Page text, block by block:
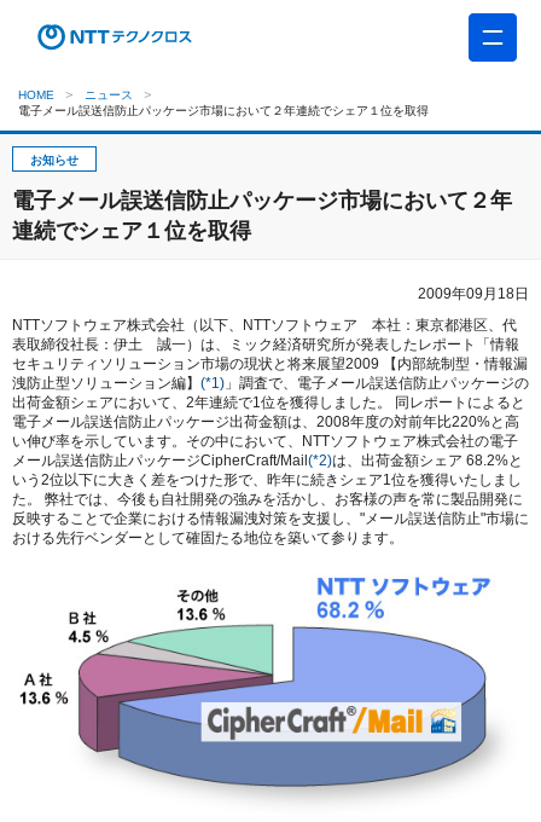
HOME
ニュース
電子メール誤送信防止パッケージ市場において２年連続でシェア１位を取得
お知らせ
電子メール誤送信防止パッケージ市場において２年
連続でシェア１位を取得
2009年09月18日
NTTソフトウェア株式会社（以下、NTTソフトウェア 本社：東京都港区、代
表取締役社長：伊土 誠一）は、ミック経済研究所が発表したレポート「情報
セキュリティソリューション市場の現状と将来展望2009 【内部統制型・情報漏
洩防止型ソリューション編】 (*1) 」調査で、電子メール誤送信防止パッケージの
出荷金額シェアにおいて、2年連続で1位を獲得しました。 同レポートによると
電子メール誤送信防止パッケージ出荷金額は、2008年度の対前年比220%と高
い伸び率を示しています。その中において、NTTソフトウェア株式会社の電子
メール誤送信防止パッケージCipherCraft/Mail (*2)は、出荷金額シェア 68.2%と
いう2位以下に大きく差をつけた形で、昨年に続きシェア1位を獲得いたしまし
た。 弊社では、今後も自社開発の強みを活かし、お客様の声を常に製品開発に
反映することで企業における情報漏洩対策を支援し、"メール誤送信防止"市場に
おける先行ベンダーとして確固たる地位を築いて参ります。